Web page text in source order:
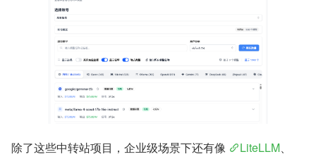
除了这些中转站项目，企业级场景下还有像 LiteLLM